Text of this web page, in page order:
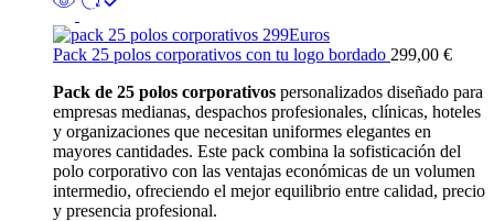
Pack 25 polos corporativos con tu logo bordado 299,00 €
Pack de 25 polos corporativos personalizados diseñado para
empresas medianas, despachos profesionales, clínicas, hoteles
y organizaciones que necesitan uniformes elegantes en
mayores cantidades. Este pack combina la sofisticación del
polo corporativo con las ventajas económicas de un volumen
intermedio, ofreciendo el mejor equilibrio entre calidad, precio
y presencia profesional.